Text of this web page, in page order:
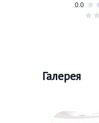
0.0
Галерея